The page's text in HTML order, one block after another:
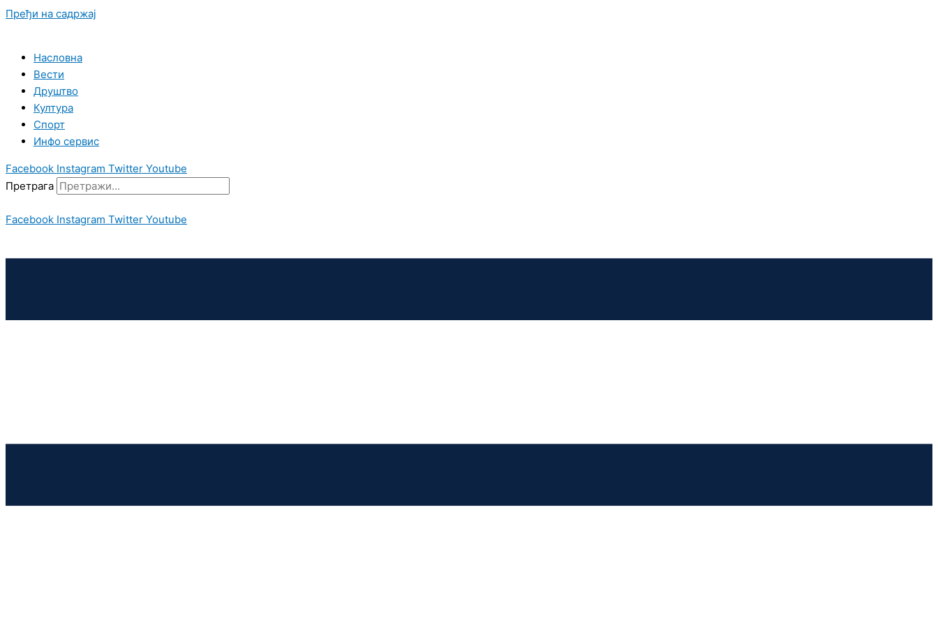
Пређи на садржај
Насловна
Вести
Друштво
Култура
Спорт
Инфо сервис
Facebook Instagram Twitter Youtube
Претрага
Facebook Instagram Twitter Youtube